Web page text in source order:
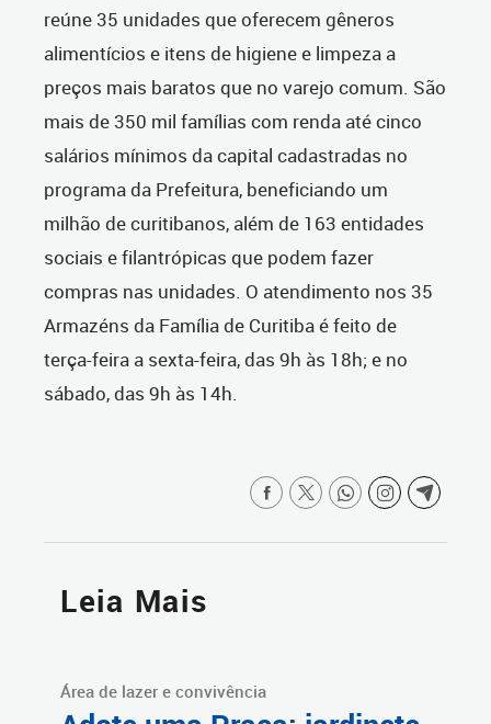
reúne 35 unidades que oferecem gêneros
alimentícios e itens de higiene e limpeza a
preços mais baratos que no varejo comum. São
mais de 350 mil famílias com renda até cinco
salários mínimos da capital cadastradas no
programa da Prefeitura, beneficiando um
milhão de curitibanos, além de 163 entidades
sociais e filantrópicas que podem fazer
compras nas unidades. O atendimento nos 35
Armazéns da Família de Curitiba é feito de
terça-feira a sexta-feira, das 9h às 18h; e no
sábado, das 9h às 14h.
Leia Mais
Área de lazer e convivência